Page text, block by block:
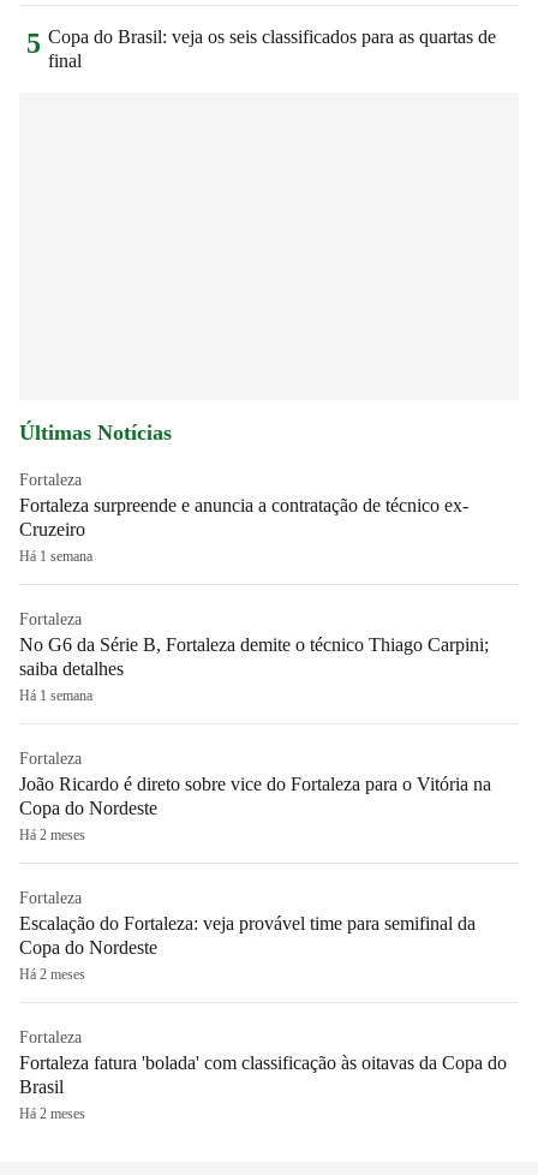
5 Copa do Brasil: veja os seis classificados para as quartas de
final
Últimas Notícias
Fortaleza
Fortaleza surpreende e anuncia a contratação de técnico ex-
Cruzeiro
Há 1 semana
Fortaleza
No G6 da Série B, Fortaleza demite o técnico Thiago Carpini;
saiba detalhes
Há 1 semana
Fortaleza
João Ricardo é direto sobre vice do Fortaleza para o Vitória na
Copa do Nordeste
Há 2 meses
Fortaleza
Escalação do Fortaleza: veja provável time para semifinal da
Copa do Nordeste
Há 2 meses
Fortaleza
Fortaleza fatura 'bolada' com classificação às oitavas da Copa do
Brasil
Há 2 meses